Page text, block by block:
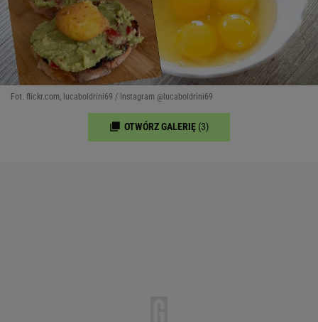
Fot. flickr.com, lucaboldrini69 / Instagram @lucaboldrini69
OTWÓRZ GALERIĘ (3)